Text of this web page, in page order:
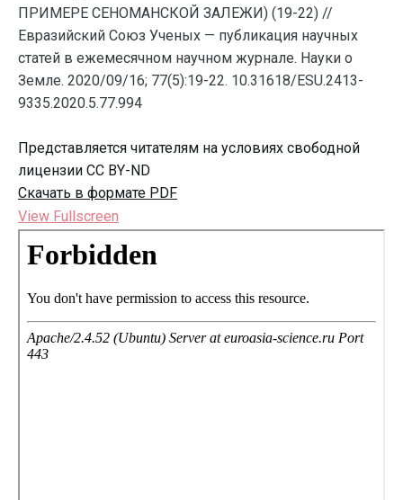
ПРИМЕРЕ СЕНОМАНСКОЙ ЗАЛЕЖИ) (19-22) //
Евразийский Союз Ученых — публикация научных
статей в ежемесячном научном журнале. Науки о
Земле. 2020/09/16; 77(5):19-22. 10.31618/ESU.2413-
9335.2020.5.77.994
Представляется читателям на условиях свободной
лицензии CC BY-ND
Скачать в формате PDF
View Fullscreen
Перейти
содержимому